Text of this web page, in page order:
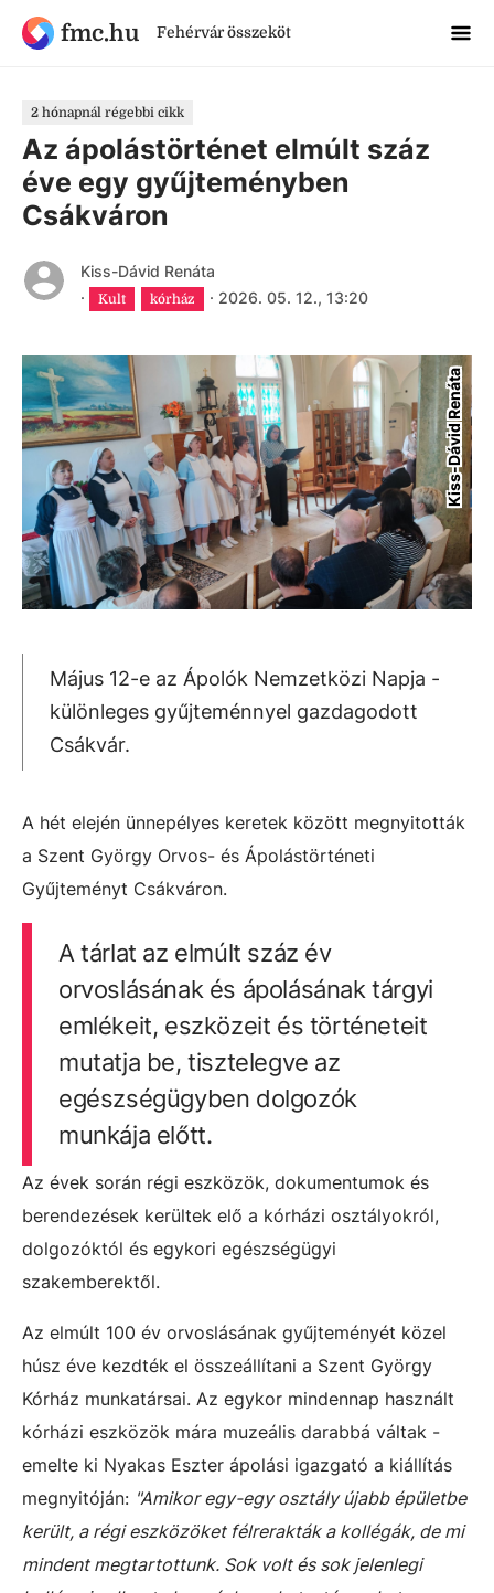
fmc.hu Fehérvár összeköt
2 hónapnál régebbi cikk
Az ápolástörténet elmúlt száz
éve egy gyűjteményben
Csákváron
Kiss-Dávid Renáta
·
Kult kórház · 2026. 05. 12., 13:20
Kiss-Dávid Renáta
Május 12-e az Ápolók Nemzetközi Napja -
különleges gyűjteménnyel gazdagodott
Csákvár.
A hét elején ünnepélyes keretek között megnyitották
a Szent György Orvos- és Ápolástörténeti
Gyűjteményt Csákváron.
A tárlat az elmúlt száz év
orvoslásának és ápolásának tárgyi
emlékeit, eszközeit és történeteit
mutatja be, tisztelegve az
egészségügyben dolgozók
munkája előtt.
Az évek során régi eszközök, dokumentumok és
berendezések kerültek elő a kórházi osztályokról,
dolgozóktól és egykori egészségügyi
szakemberektől.
Az elmúlt 100 év orvoslásának gyűjteményét közel
húsz éve kezdték el összeállítani a Szent György
Kórház munkatársai. Az egykor mindennap használt
kórházi eszközök mára muzeális darabbá váltak -
emelte ki Nyakas Eszter ápolási igazgató a kiállítás
megnyitóján: "Amikor egy-egy osztály újabb épületbe
került, a régi eszközöket félrerakták a kollégák, de mi
mindent megtartottunk. Sok volt és sok jelenlegi